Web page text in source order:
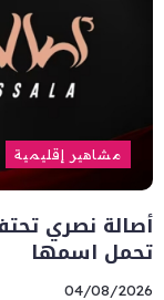
مشاهير إقليمية
أصالة نصري
تحمل اسمها
04/08/2026